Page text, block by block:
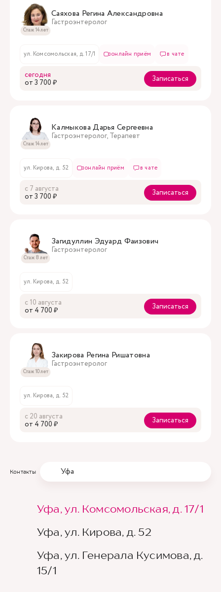
Стаж 14 лет
Саяхова Регина Александровна
Гастроэнтеролог
ул. Комсомольская, д. 17/1 онлайн приём в чате
сегодня
oт 3 700 ₽
Записаться
Стаж 14 лет
Калмыкова Дарья Сергеевна
Гастроэнтеролог, Терапевт
ул. Кирова, д. 52 онлайн приём в чате
с 7 августа
oт 3 700 ₽
Записаться
Стаж 8 лет
Загидуллин Эдуард Фаизович
Гастроэнтеролог
ул. Кирова, д. 52
с 10 августа
oт 4 700 ₽
Записаться
Стаж 10 лет
Закирова Регина Ришатовна
Гастроэнтеролог
ул. Кирова, д. 52
с 20 августа
oт 4 700 ₽
Записаться
Контакты Уфа
Уфа, ул. Комсомольская, д. 17/1
Уфа, ул. Кирова, д. 52
Уфа, ул. Генерала Кусимова, д.
15/1